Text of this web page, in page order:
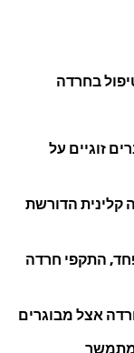
זוגיים על
קלינית הדורשת
התקפי חרדה
אצל מבוגרים
מתמשך